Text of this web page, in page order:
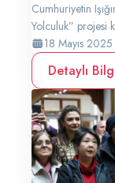
Cumhuriyetin
Yolculuk” projesi
18 Mayıs 2025
Detaylı